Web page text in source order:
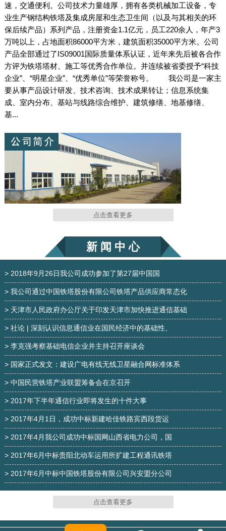
光伏支架 光伏支架
三柱钢管塔 三柱钢管塔
速，交通便利。公司技术力量雄厚，拥有各类机械加工设备，专
业生产钢结构铁塔及集成房屋和生态卫生间（以及与其相关的环
保后续产品）系列产品，注册资金1.1亿元，员工220余人，年产3
万吨以上，占地面积86000平方米，建筑面积35000平方米。公司
产品全部通过了IS09001国际质量体系认证，近年来先后被各合作
方评为铁塔塔材、施工等优秀合作单位。并连续被省委授予“科技
企业”、“明星企业”、“优秀单位”等荣誉称号。 我公司是一家主
要从事产品设计研发、技术咨询、技术成果转让；信息系统集
成、室内分布、基站与线路综合维护、建筑修缮、地基修缮、
基...
点击查看更多
新 闻 中 心
> 2018年9月26日我公司成功参加了第27届中国国
> 我公司通过中国铁塔股份有限公司铁塔产品供应商常态化
> 天津市人民政府办公厅关于印发天津市加快推进通信基础
> 社论 | 深刻认识信息通信业在国民经济中的基础性、
> 李克强考察基础电信企业并主持召开座谈会
> 国家正式发文：建设广电有线无线卫星融合网标准体系
> 中国民营铁塔产业联盟筹备会在京召开
> 2017年下半年通信行业即将发生的十件大事
> 2017年4月1日，成功中标新建哈佳铁路宾西段货运
> 2017年4月我公司成功中标国网山西省电力公司，国
> 2017年6月中标贵阳北动车运用所扩建工程通讯铁塔
> 2017年6月中标中国铁塔股份有限公司兴安盟分公司
点击查看更多